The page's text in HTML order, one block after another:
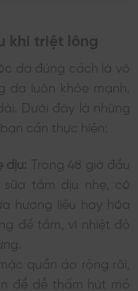
khi triệt lông
da đúng cách là vô
da luôn khỏe mạnh,
Dưới đây là những
cần thực hiện:
dịu: Trong 48 giờ đầu
sữa tắm dịu nhẹ, có
hương liệu hay hóa
để tắm, vì nhiệt độ
quần áo rộng rãi,
để dễ thấm hút mồ